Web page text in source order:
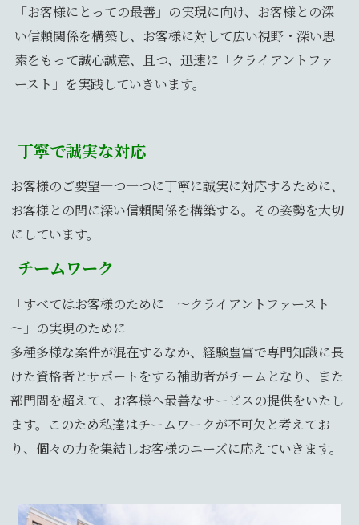
「お客様にとっての最善」の実現に向け、お客様との深
い信頼関係を構築し、お客様に対して広い視野・深い思
索をもって誠心誠意、且つ、迅速に「クライアントファ
ースト」を実践していきいます。
丁寧で誠実な対応
お客様のご要望一つ一つに丁寧に誠実に対応するために、
お客様との間に深い信頼関係を構築する。その姿勢を大切
にしています。
チームワーク
「すべてはお客様のために ～クライアントファースト
～」の実現のために
多種多様な案件が混在するなか、経験豊富で専門知識に長
けた資格者とサポートをする補助者がチームとなり、また
部門間を超えて、お客様へ最善なサービスの提供をいたし
ます。このため私達はチームワークが不可欠と考えてお
り、個々の力を集結しお客様のニーズに応えていきます。